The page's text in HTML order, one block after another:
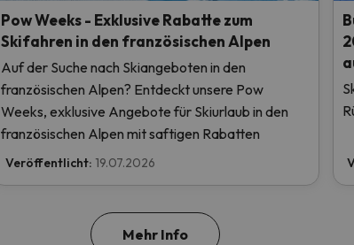
Pow Weeks - Exklusive Rabatte zum
Skifahren in den französischen Alpen
Auf der Suche nach Skiangeboten in den
französischen Alpen? Entdeckt unsere Pow
Weeks, exklusive Angebote für Skiurlaub in den
französischen Alpen mit saftigen Rabatten
Veröffentlicht: 19.07.2026
Mehr Info